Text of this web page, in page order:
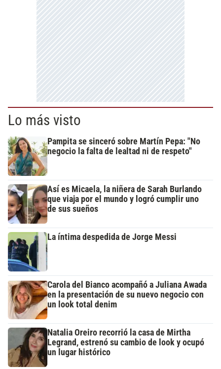
Lo más visto
Pampita se sinceró sobre Martín Pepa: "No
negocio la falta de lealtad ni de respeto"
Así es Micaela, la niñera de Sarah Burlando
que viaja por el mundo y logró cumplir uno
de sus sueños
La íntima despedida de Jorge Messi
Carola del Bianco acompañó a Juliana Awada
en la presentación de su nuevo negocio con
un look total denim
Natalia Oreiro recorrió la casa de Mirtha
Legrand, estrenó su cambio de look y ocupó
un lugar histórico